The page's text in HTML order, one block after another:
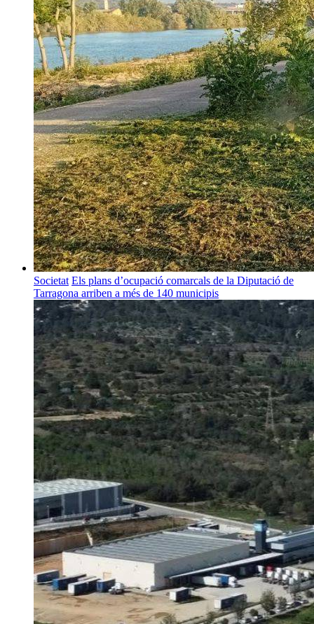
Societat Els plans d’ocupació comarcals de la Diputació de
Tarragona arriben a més de 140 municipis